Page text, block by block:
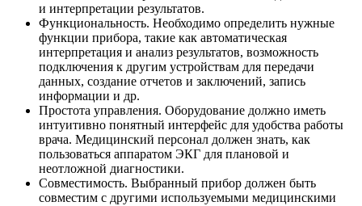
и интерпретации результатов.
Функциональность. Необходимо определить нужные
функции прибора, такие как автоматическая
интерпретация и анализ результатов, возможность
подключения к другим устройствам для передачи
данных, создание отчетов и заключений, запись
информации и др.
Простота управления. Оборудование должно иметь
интуитивно понятный интерфейс для удобства работы
врача. Медицинский персонал должен знать, как
пользоваться аппаратом ЭКГ для плановой и
неотложной диагностики.
Совместимость. Выбранный прибор должен быть
совместим с другими используемыми медицинскими